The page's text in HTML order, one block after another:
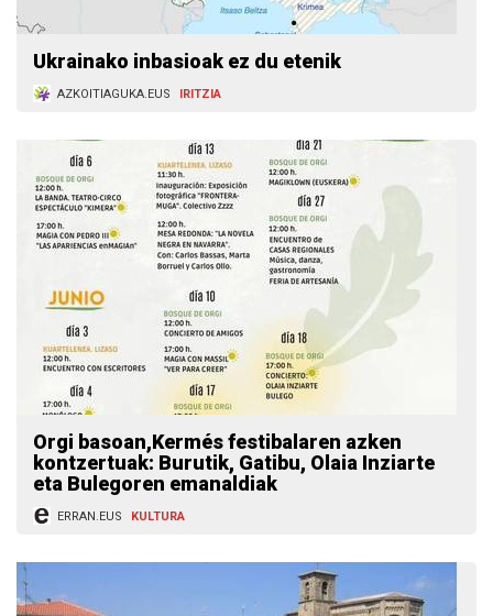
Ukrainako inbasioak ez du etenik
AZKOITIAGUKA.EUS IRITZIA
Orgi basoan,Kermés festibalaren azken
kontzertuak: Burutik, Gatibu, Olaia Inziarte
eta Bulegoren emanaldiak
ERRAN.EUS KULTURA